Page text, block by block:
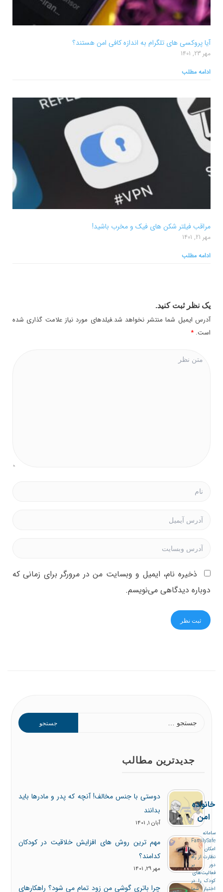
آیا پروکسی های تلگرام به اندازه کافی امن هستند؟
مهر 23, 1401
ادامه مطلب
مراقب فیلتر شکن های فیک و مخرب باشید!
مهر 21, 1401
ادامه مطلب
یک نظر ثبت کنید.
آدرس ایمیل شما منتشر نخواهد شد.فیلدهای مورد نیاز علامت گذاری شده
است. *
ذخیره نام، ایمیل و وبسایت من در مرورگر برای زمانی که
دوباره دیدگاهی می‌نویسم.
جدیدترین مطالب
دوستی با جنس مخالف! آنچه که پدر و مادرها باید
بدانند
آبان 1, 1401
مهم ترین روش های افزایش خلاقیت در کودکان
کدامند؟
مهر 29, 1401
چرا باتری گوشی من زود تمام می شود؟ راهکارهای
سامانه FamilySafe
امکان نظارت از راه دور
بر فعالیت‌های کودک را
در اختیار شما می‌گذارد.
از فعالیت‌های کودک
خود باخبر باشید